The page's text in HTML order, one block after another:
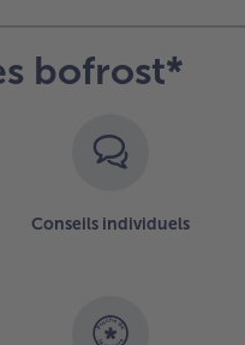
bofrost*
Conseils individuels